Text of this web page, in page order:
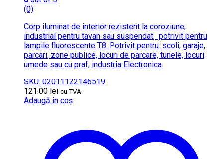
(0)
Corp iluminat de interior rezistent la coroziune,
industrial pentru tavan sau suspendat, potrivit pentru
lampile fluorescente T8. Potrivit pentru: scoli, garaje,
parcari, zone publice, locuri de parcare, tunele, locuri
umede sau cu praf, industria Electronica.
SKU: 02011122146519
121.00 lei cu TVA
Adaugă în coș